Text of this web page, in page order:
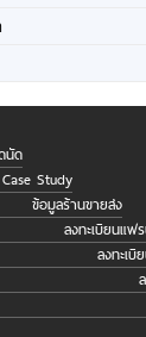
นัด
Study
ข้อมูลร้านขายส่ง
ลงทะเบียนแฟ
ลงทะเบี